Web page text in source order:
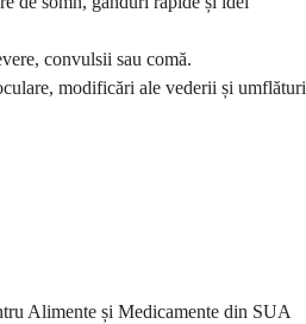
convulsii sau comă.
modificări ale vederii și umflături
Alimente și Medicamente din SUA